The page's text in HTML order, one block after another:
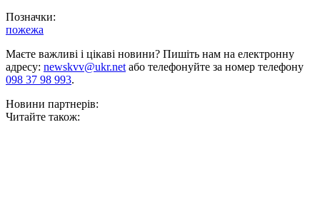
Позначки:
пожежа
Маєте важливі і цікаві новини? Пишіть нам на електронну
адресу: newskvv@ukr.netабо телефонуйте за номер телефону
098 37 98 993.
Новини партнерів:
Читайте також: